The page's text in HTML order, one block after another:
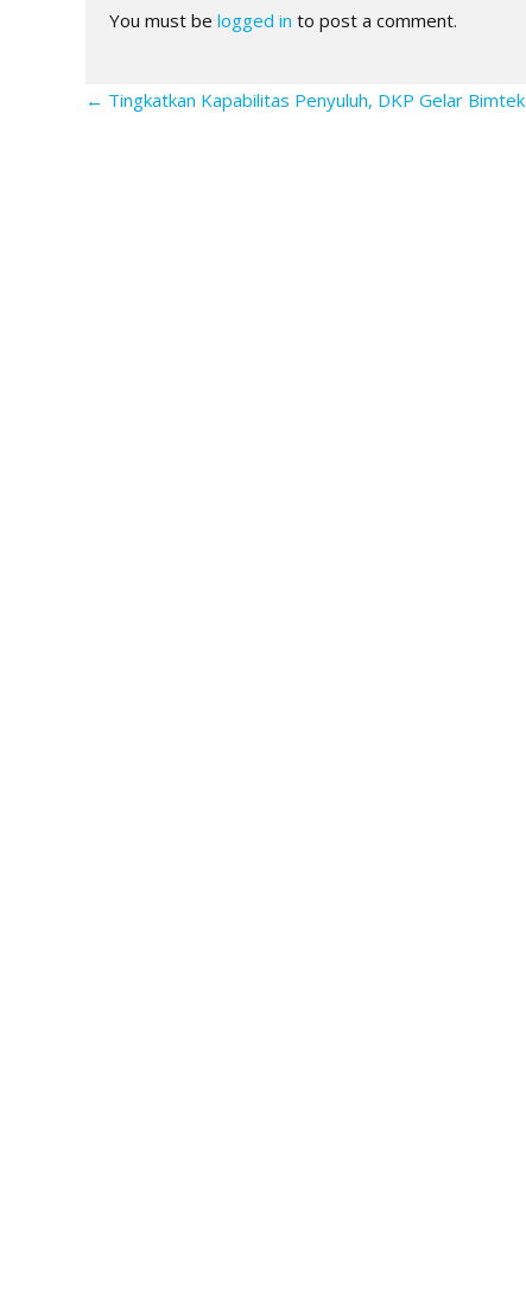
You must be logged in to post a comment.
← Tingkatkan Kapabilitas Penyuluh, DKP Gelar Bimtek